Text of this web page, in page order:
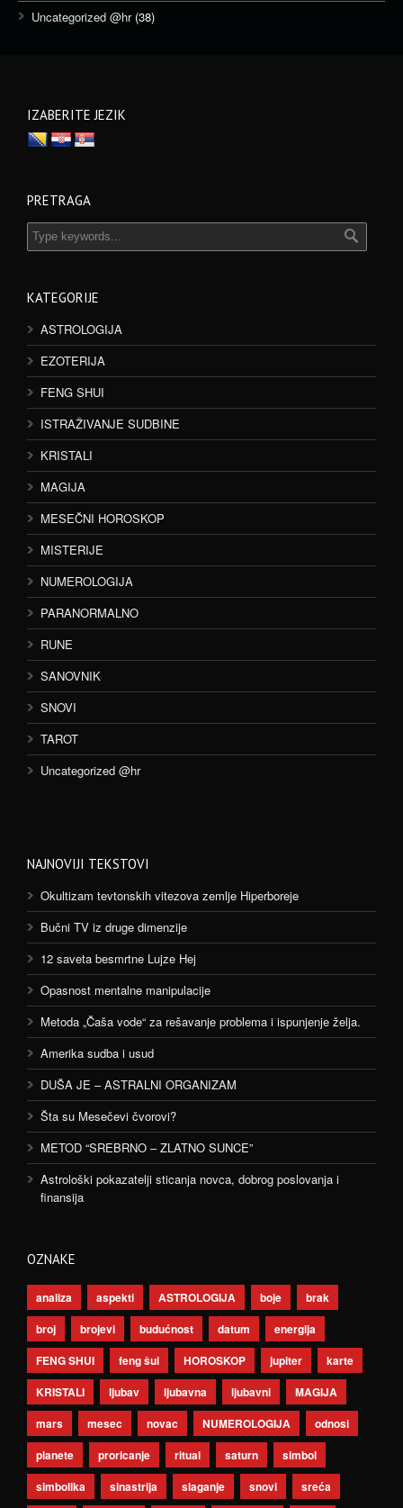
Uncategorized @hr(38)
IZABERITE JEZIK
PRETRAGA
KATEGORIJE
ASTROLOGIJA
EZOTERIJA
FENG SHUI
ISTRAŽIVANJE SUDBINE
KRISTALI
MAGIJA
MESEČNI HOROSKOP
MISTERIJE
NUMEROLOGIJA
PARANORMALNO
RUNE
SANOVNIK
SNOVI
TAROT
Uncategorized @hr
NAJNOVIJI TEKSTOVI
Okultizam tevtonskih vitezova zemlje Hiperboreje
Bučni TV iz druge dimenzije
12 saveta besmrtne Lujze Hej
Opasnost mentalne manipulacije
Metoda „Čaša vode“ za rešavanje problema i ispunjenje želja.
Amerika sudba i usud
DUŠA JE – ASTRALNI ORGANIZAM
Šta su Mesečevi čvorovi?
METOD “SREBRNO – ZLATNO SUNCE”
Astrološki pokazatelji sticanja novca, dobrog poslovanja i
finansija
OZNAKE
analiza aspekti ASTROLOGIJA boje
brak
broj
brojevi budućnost datum
energija
FENG SHUI
feng šui HOROSKOP jupiter
karte
KRISTALI
ljubav ljubavna ljubavni
MAGIJA
mars
mesec novac NUMEROLOGIJA
odnosi
planete
proricanje ritual saturn
simbol
simbolika
sinastrija slaganje snovi sreća